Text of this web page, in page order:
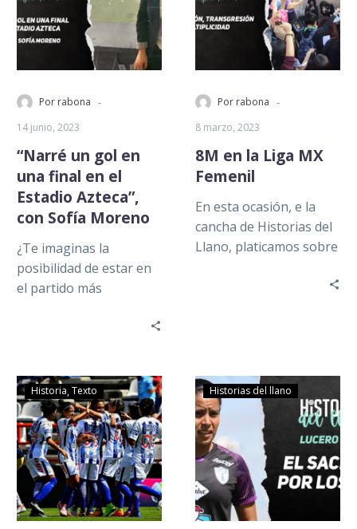
Por rabona -
14 junio, 2023
“Narré un gol en
una final en el
Estadio Azteca”,
con Sofía Moreno
¿Te imaginas la
posibilidad de estar en
el partido más
Por rabona -
8 marzo, 2023
8M en la Liga MX
Femenil
En esta ocasión, e la
cancha de Historias del
Llano, platicamos sobre
Historia Texto Historias del llano